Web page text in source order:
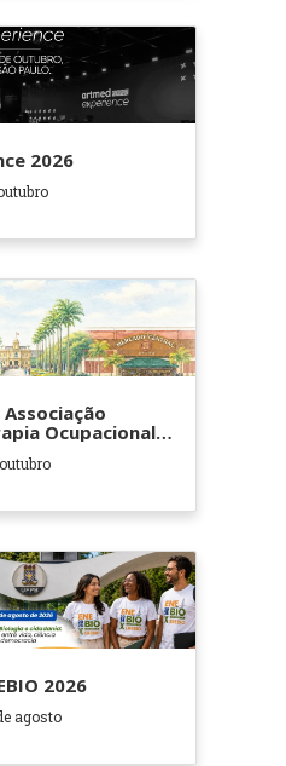
2026
Ocupacional
e
- ATOHOSP
2026
agosto